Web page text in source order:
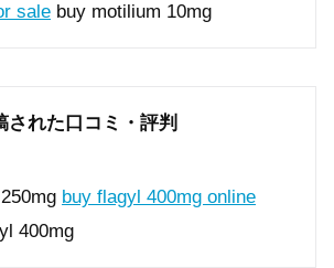
sale buy motilium 10mg
された口コミ・評判
buy flagyl 400mg online
400mg